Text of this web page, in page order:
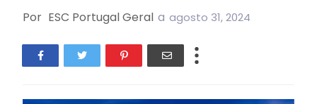
Por ESC Portugal Geral a agosto 31, 2024